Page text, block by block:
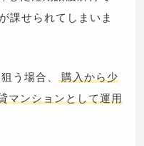
課せられてしまいま
う場合、
購入から少
マンションとして運用